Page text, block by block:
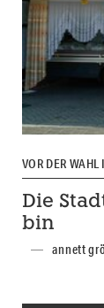
VOR DER WAHL
Die
bin
annett